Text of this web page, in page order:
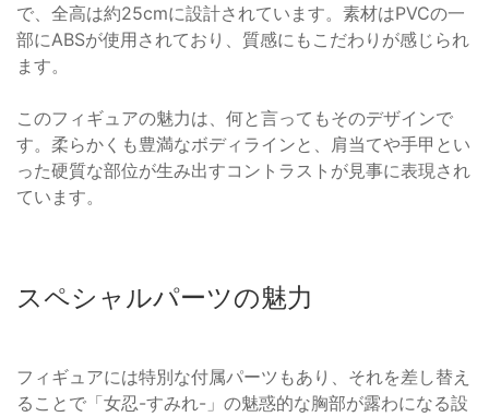
で、全高は約25cmに設計されています。素材はPVCの一
部にABSが使用されており、質感にもこだわりが感じられ
ます。
このフィギュアの魅力は、何と言ってもそのデザインで
す。柔らかくも豊満なボディラインと、肩当てや手甲とい
った硬質な部位が生み出すコントラストが見事に表現され
ています。
スペシャルパーツの魅力
フィギュアには特別な付属パーツもあり、それを差し替え
ることで「女忍-すみれ-」の魅惑的な胸部が露わになる設